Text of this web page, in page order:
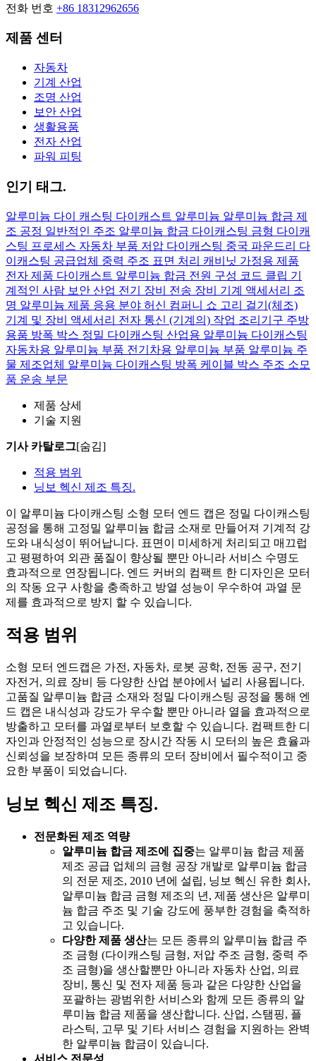
전화 번호 +86 18312962656
제품 센터
자동차
기계 산업
조명 산업
보안 산업
생활용품
전자 산업
파워 피팅
인기 태그.
알루미늄 다이 캐스팅 다이캐스트 알루미늄 알루미늄 합금 제
조 공정 일반적인 주조 알루미늄 합금 다이캐스팅 금형 다이캐
스팅 프로세스 자동차 부품 저압 다이캐스팅 중국 파운드리 다
이캐스팅 공급업체 중력 주조 표면 처리 캐비닛 가정용 제품
전자 제품 다이캐스트 알루미늄 합금 전원 구성 코드 클립 기
계적인 사람 보안 산업 전기 장비 전송 장비 기계 액세서리 조
명 알루미늄 제품 응용 분야 허신 컴퍼니 쇼 고리 걸기(체조)
기계 및 장비 액세서리 전자 통신 (기계의) 작업 조리기구 주방
용품 방폭 박스 정밀 다이캐스팅 산업용 알루미늄 다이캐스팅
자동차용 알루미늄 부품 전기차용 알루미늄 부품 알루미늄 주
물 제조업체 알루미늄 다이캐스팅 방폭 케이블 박스 주조 소모
품 운송 부문
제품 상세
기술 지원
기사 카탈로그[숨김]
적용 범위
닝보 헥신 제조 특징.
이 알루미늄 다이캐스팅 소형 모터 엔드 캡은 정밀 다이캐스팅
공정을 통해 고정밀 알루미늄 합금 소재로 만들어져 기계적 강
도와 내식성이 뛰어납니다. 표면이 미세하게 처리되고 매끄럽
고 평평하여 외관 품질이 향상될 뿐만 아니라 서비스 수명도
효과적으로 연장됩니다. 엔드 커버의 컴팩트 한 디자인은 모터
의 작동 요구 사항을 충족하고 방열 성능이 우수하여 과열 문
제를 효과적으로 방지 할 수 있습니다.
적용 범위
소형 모터 엔드캡은 가전, 자동차, 로봇 공학, 전동 공구, 전기
자전거, 의료 장비 등 다양한 산업 분야에서 널리 사용됩니다.
고품질 알루미늄 합금 소재와 정밀 다이캐스팅 공정을 통해 엔
드 캡은 내식성과 강도가 우수할 뿐만 아니라 열을 효과적으로
방출하고 모터를 과열로부터 보호할 수 있습니다. 컴팩트한 디
자인과 안정적인 성능으로 장시간 작동 시 모터의 높은 효율과
신뢰성을 보장하며 모든 종류의 모터 장비에서 필수적이고 중
요한 부품이 되었습니다.
닝보 헥신 제조 특징.
전문화된 제조 역량
알루미늄 합금 제조에 집중는 알루미늄 합금 제품
제조 공급 업체의 금형 공장 개발로 알루미늄 합금
의 전문 제조, 2010 년에 설립, 닝보 헥신 유한 회사,
알루미늄 합금 금형 제조의 년, 제품 생산은 알루미
늄 합금 주조 및 기술 강도에 풍부한 경험을 축적하
고 있습니다.
다양한 제품 생산는 모든 종류의 알루미늄 합금 주
조 금형 (다이캐스팅 금형, 저압 주조 금형, 중력 주
조 금형)을 생산할뿐만 아니라 자동차 산업, 의료
장비, 통신 및 전자 제품 등과 같은 다양한 산업을
포괄하는 광범위한 서비스와 함께 모든 종류의 알
루미늄 합금 제품을 생산합니다. 산업, 스탬핑, 플
라스틱, 고무 및 기타 서비스 경험을 지원하는 완벽
한 알루미늄 합금이 있습니다.